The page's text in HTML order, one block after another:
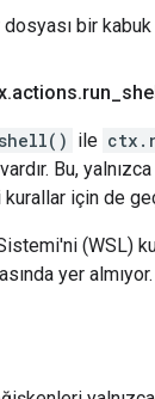
bir kabuk
.actions.
ile
Bu,
için de
(WSL)
yer almıyor.